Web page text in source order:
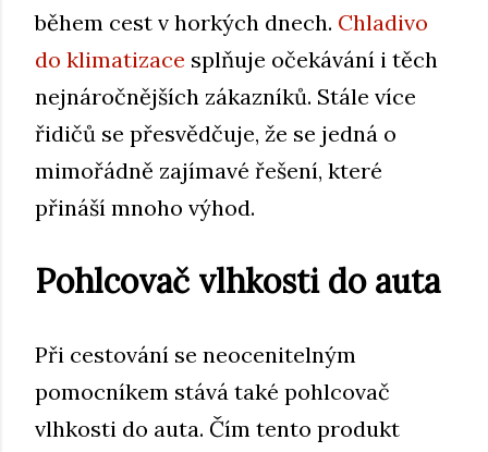
během cest v horkých dnech. Chladivo
do klimatizace splňuje očekávání i těch
nejnáročnějších zákazníků. Stále více
řidičů se přesvědčuje, že se jedná o
mimořádně zajímavé řešení, které
přináší mnoho výhod.
Pohlcovač vlhkosti do auta
Při cestování se neocenitelným
pomocníkem stává také pohlcovač
vlhkosti do auta. Čím tento produkt